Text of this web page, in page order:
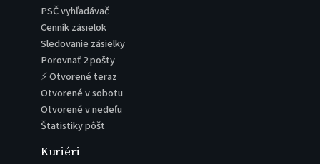
PSČ vyhľadávač
Cenník zásielok
Sledovanie zásielky
Porovnať 2 pošty
⚡ Otvorené teraz
Otvorené v sobotu
Otvorené v nedeľu
Štatistiky pôšt
Kuriéri